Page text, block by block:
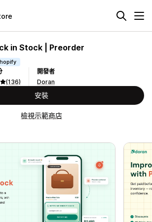
in Stock | Preorder
(136)
開發者
Doran
安裝
檢視示範商店